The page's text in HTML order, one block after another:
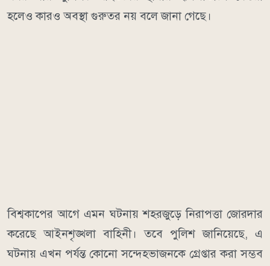
হলেও কারও অবস্থা গুরুতর নয় বলে জানা গেছে।
বিশ্বকাপের আগে এমন ঘটনায় শহরজুড়ে নিরাপত্তা জোরদার
করেছে আইনশৃঙ্খলা বাহিনী। তবে পুলিশ জানিয়েছে, এ
ঘটনায় এখন পর্যন্ত কোনো সন্দেহভাজনকে গ্রেপ্তার করা সম্ভব